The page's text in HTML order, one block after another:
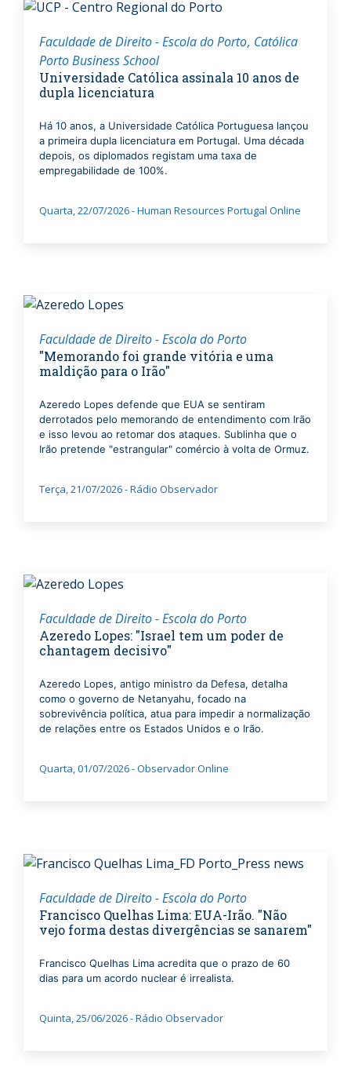
Faculdade de Direito - Escola do Porto Católica
Porto Business School
Universidade Católica assinala 10 anos de
dupla licenciatura
Há 10 anos, a Universidade Católica Portuguesa lançou
a primeira dupla licenciatura em Portugal. Uma década
depois, os diplomados registam uma taxa de
empregabilidade de 100%.
Quarta, 22/07/2026 - Human Resources Portugal Online
Faculdade de Direito - Escola do Porto
"Memorando foi grande vitória e uma
maldição para o Irão"
Azeredo Lopes defende que EUA se sentiram
derrotados pelo memorando de entendimento com Irão
e isso levou ao retomar dos ataques. Sublinha que o
Irão pretende "estrangular" comércio à volta de Ormuz.
Terça, 21/07/2026 - Rádio Observador
Faculdade de Direito - Escola do Porto
Azeredo Lopes: "Israel tem um poder de
chantagem decisivo"
Azeredo Lopes, antigo ministro da Defesa, detalha
como o governo de Netanyahu, focado na
sobrevivência política, atua para impedir a normalização
de relações entre os Estados Unidos e o Irão.
Quarta, 01/07/2026 - Observador Online
Faculdade de Direito - Escola do Porto
Francisco Quelhas Lima: EUA-Irão. "Não
vejo forma destas divergências se sanarem"
Francisco Quelhas Lima acredita que o prazo de 60
dias para um acordo nuclear é irrealista.
Quinta, 25/06/2026 - Rádio Observador